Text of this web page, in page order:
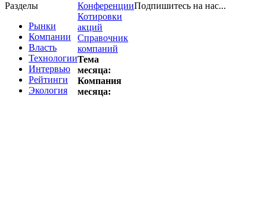
Разделы
Рынки
Компании
Власть
Технологии
Интервью
Рейтинги
Экология
Конференции
Котировки
акций
Справочник
компаний
Тема
месяца:
Компания
месяца:
Подпишитесь на нас...